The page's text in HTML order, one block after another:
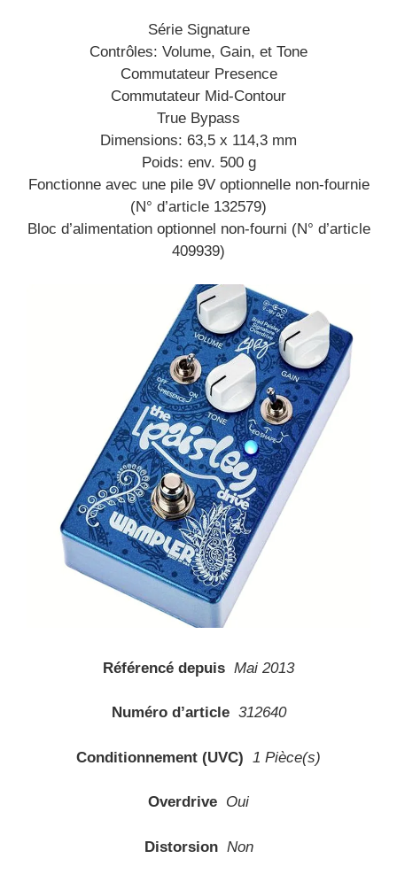
Série Signature
Contrôles: Volume, Gain, et Tone
Commutateur Presence
Commutateur Mid-Contour
True Bypass
Dimensions: 63,5 x 114,3 mm
Poids: env. 500 g
Fonctionne avec une pile 9V optionnelle non-fournie
(N° d’article 132579)
Bloc d’alimentation optionnel non-fourni (N° d’article
409939)
Référencé depuis Mai 2013
Numéro d’article 312640
Conditionnement (UVC) 1 Pièce(s)
Overdrive Oui
Distorsion Non